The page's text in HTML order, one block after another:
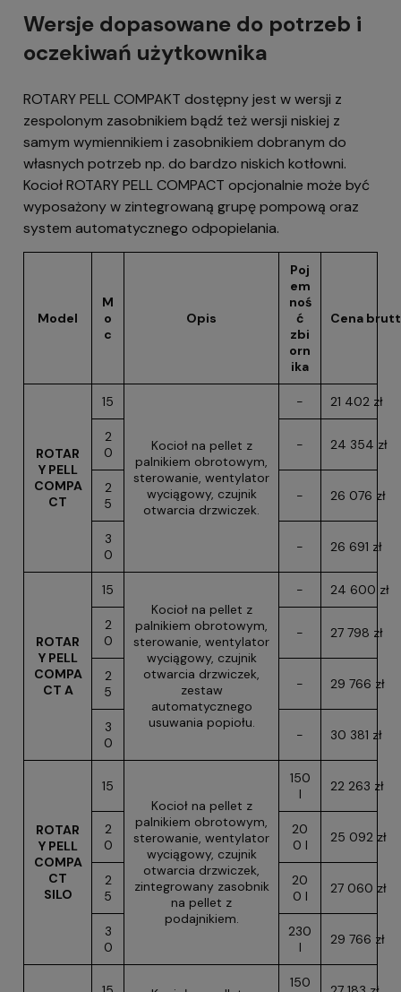
Wersje dopasowane do potrzeb i
oczekiwań użytkownika
ROTARY PELL COMPAKT dostępny jest w wersji z
zespolonym zasobnikiem bądź też wersji niskiej z
samym wymiennikiem i zasobnikiem dobranym do
własnych potrzeb np. do bardzo niskich kotłowni.
Kocioł ROTARY PELL COMPACT opcjonalnie może być
wyposażony w zintegrowaną grupę pompową oraz
system automatycznego odpopielania.
Model
M
o
c
Opis
Poj
em
noś
ć
zbi
orn
ika
Cena
ROTAR
Y PELL
COMPA
CT
15
Kocioł na pellet z
palnikiem obrotowym,
sterowanie, wentylator
wyciągowy, czujnik
otwarcia drzwiczek.
- 21 402 zł
2
0
- 24 354 zł
2
5
- 26 076 zł
3
0
- 26 691 zł
ROTAR
Y PELL
COMPA
CT A
15
Kocioł na pellet z
palnikiem obrotowym,
sterowanie, wentylator
wyciągowy, czujnik
otwarcia drzwiczek,
zestaw
automatycznego
usuwania popiołu.
- 24 600 zł
2
0
- 27 798 zł
2
5
- 29 766 zł
3
0
- 30 381 zł
ROTAR
Y PELL
COMPA
CT
SILO
15
Kocioł na pellet z
palnikiem obrotowym,
sterowanie, wentylator
wyciągowy, czujnik
otwarcia drzwiczek,
zintegrowany zasobnik
na pellet z
podajnikiem.
150
l
22 263 zł
2
0
20
0 l
25 092 zł
2
5
20
0 l
27 060 zł
3
0
230
l
29 766 zł
150